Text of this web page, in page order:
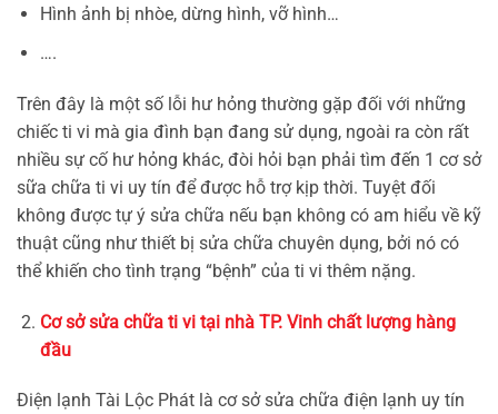
Hình ảnh bị nhòe, dừng hình, vỡ hình…
….
Trên đây là một số lỗi hư hỏng thường gặp đối với những
chiếc ti vi mà gia đình bạn đang sử dụng, ngoài ra còn rất
nhiều sự cố hư hỏng khác, đòi hỏi bạn phải tìm đến 1 cơ sở
sữa chữa ti vi uy tín để được hỗ trợ kịp thời. Tuyệt đối
không được tự ý sửa chữa nếu bạn không có am hiểu về kỹ
thuật cũng như thiết bị sửa chữa chuyên dụng, bởi nó có
thể khiến cho tình trạng “bệnh” của ti vi thêm nặng.
Cơ sở sửa chữa ti vi tại nhà TP. Vinh chất lượng hàng
đầu
Điện lạnh Tài Lộc Phát là cơ sở sửa chữa điện lạnh uy tín